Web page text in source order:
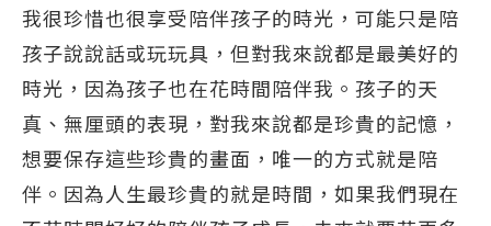
我很珍惜也很享受陪伴孩子的時光，可能只是陪
孩子說說話或玩玩具，但對我來說都是最美好的
時光，因為孩子也在花時間陪伴我。孩子的天
真、無厘頭的表現，對我來說都是珍貴的記憶，
想要保存這些珍貴的畫面，唯一的方式就是陪
伴。因為人生最珍貴的就是時間，如果我們現在